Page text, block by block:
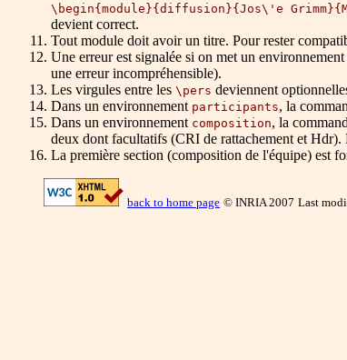
\begin{module}{diffusion}{Jos\'e
devient correct.
Tout module doit avoir un titre. Pour rester
Une erreur est signalée si on met un
une erreur incompréhensible).
Les virgules entre les \pers deviennent
Dans un environnement participants, la
Dans un environnement composition, la
deux dont facultatifs (CRI de rattachement et Hdr).
La première section (composition de l'équipe) est
back to home page © INRIA 2007 Last